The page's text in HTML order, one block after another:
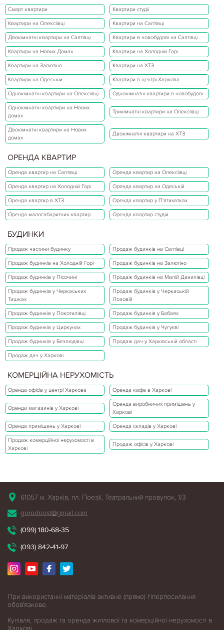
Смарт квартири Квартири студії
Квартири на Олексіївці Квартири на Салтівці
Двокімнатні квартири на Салтівці Квартири в новобудові на Салтівці
Квартири на Нових Домах Квартири на Холодній Горі
Квартири на Залютіно Квартири на ХТЗ
Квартири на Одеській Квартири в центрі Харкова
Однокімнатні квартири на Олексіївці Однокімнатні квартири в новобудові
Однокімнатні квартири на Нових
домах
Трикімнатні квартири на Олексіївці
Двокімнатні квартири на Нових
домах
Двокімнатні квартири на ХТЗ
ОРЕНДА КВАРТИР
Оренда квартир на Салтівці Оренда квартир на Олексіївці
Оренда квартир на Холодній Горі Оренда квартир на Одеській
Оренда квартир в ХТЗ Оренда квартир у П'ятихатках
Оренда малогабаритних квартир Оренда квартир студій
БУДИНКИ
Продаж частини будинку Продаж будинків на Салтівці
Продаж будинків на Холодній Горі Продаж будинків на Залютіно
Продаж будинків у Пісочині Продаж будинків на Малій Данилівці
Продаж будинків у Черкаських
Тишках
Продаж будинків у Черкаській
Лозовій
Продаж будинків у Покотилівці Продаж будинків у Бабаях
Продаж будинків у Циркунах Продаж будинків у Чугуєві
Продаж будинків у Безлюдівці Продаж дач у Харківській області
Продаж дач у Харкові
КОМЕРЦІЙНА НЕРУХОМІСТЬ
Оренда офісів у центрі Харкова Оренда кафе в Харкові
Оренда магазинів у Харкові
Оренда виробничих приміщень у
Харкові
Оренда приміщень у Харкові Оренда складів у Харкові
Продаж комерційної нерухомості в
Харкові
Продаж офісів у Харкові
61057 м. Харків, пл. Поезії, Театральний провулок, 1/3
gorodpost@gmail.com
(099) 180-68-35
(093) 842-41-97
При використанні матеріалів активне (пряме) гіперпосилання
обов'язкове.
Купівля, продаж та оренда житлової та комерційної нерухомості в
Харкові.